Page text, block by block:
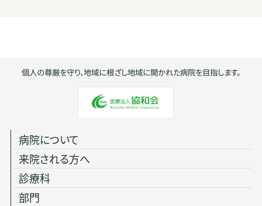
個人の尊厳を守り、地域に根ざし地域に開かれた病院を目指します。
病院について
来院される方へ
診療科
部門